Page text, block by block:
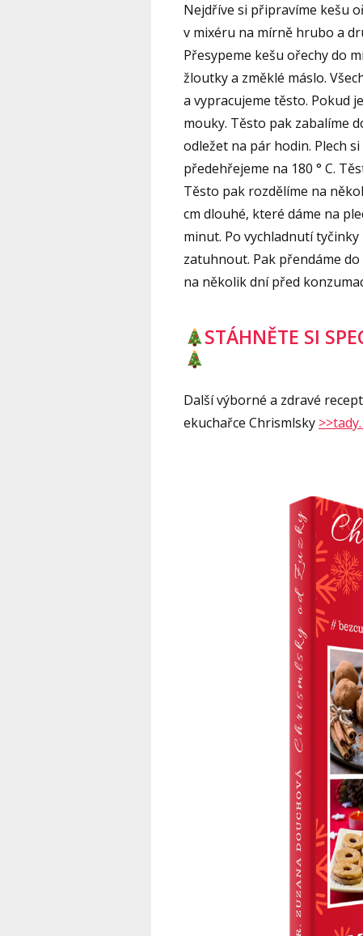
Nejdříve si připravíme kešu
v mixéru na mírně hrubo a
Přesypeme kešu ořechy do
žloutky a změklé máslo.
a vypracujeme těsto. Pokud
mouky. Těsto pak zabalíme
odležet na pár hodin. Plech
předehřejeme na 180 ° C.
Těsto pak rozdělíme na
cm dlouhé, které dáme na
minut. Po vychladnutí
zatuhnout. Pak přendáme
na několik dní před
STÁHNĚTE SI
Další výborné a zdravé
ekuchařce Chrismlsky >>tady.